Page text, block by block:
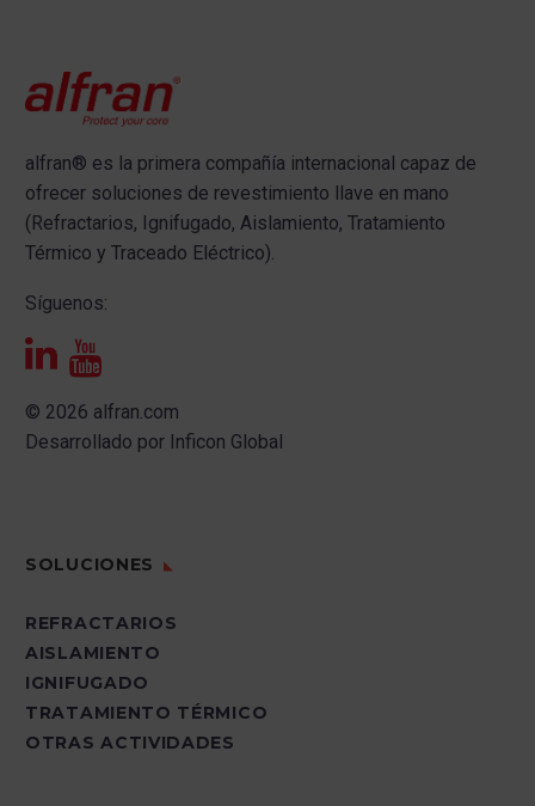
alfran® es la primera compañía internacional capaz de
ofrecer soluciones de revestimiento llave en mano
(Refractarios, Ignifugado, Aislamiento, Tratamiento
Térmico y Traceado Eléctrico).
Síguenos:
© 2026 alfran.com
Desarrollado por Inficon Global
SOLUCIONES
REFRACTARIOS
AISLAMIENTO
IGNIFUGADO
TRATAMIENTO TÉRMICO
OTRAS ACTIVIDADES